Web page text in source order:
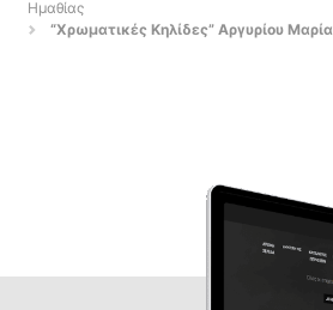
Ημαθίας
“Χρωματικές Κηλίδες” Αργυρίου Μαρία